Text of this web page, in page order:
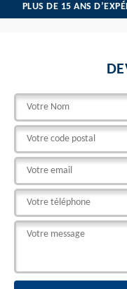
PLUS DE 15 ANS